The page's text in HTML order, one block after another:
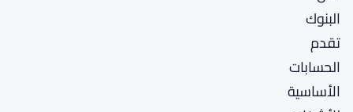
البنوك
تقدم
الحسابات
الأساسية